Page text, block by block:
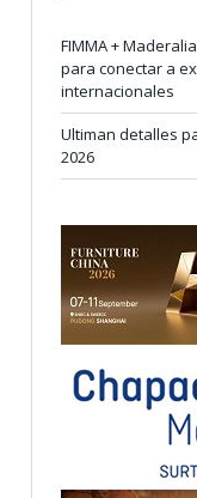
FIMMA +
para conectar a
internacionales
Ultiman detalles
2026